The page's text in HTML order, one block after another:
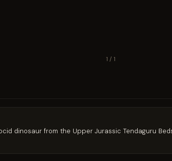
1 / 1
dinosaur from the Upper Jurassic Tendaguru